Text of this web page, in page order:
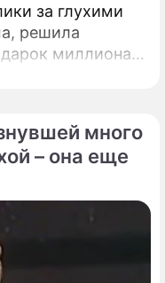
за глухими
решила
миллионам
артистки
много
– она еще